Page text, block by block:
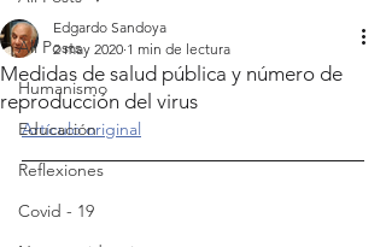
All Posts
Humanismo
Educación
Reflexiones
Covid - 19
Medidas de salud pública y número de
reproducción del virus
Edgardo Sandoya
2 may 2020 1 min de lectura
Artículo original